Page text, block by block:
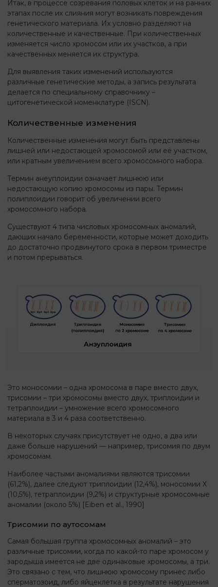
Итак, в процессе созревания половых клеток и на ранних
этапах после их слияния могут возникать повреждения
генетического материала. Их условно разделяют на
количественные и качественные. При количественных
изменяется число хромосом или их участков, а при
качественных меняется их структура.
Для выявления таких изменений используются
различные генетические методы, а запись результата
делается по специальному справочнику –
цитогенетической номенклатуре (ISCN).
Количественные изменения
Количественные изменения могут быть представлены
лишней или недостающей хромосомой или её участком,
или кратным увеличением всего хромосомного набора.
Термин анеуплоидии означает лишнюю или
недостающую копию хромосомы из пары. Термин
полиплоидии говорит об увеличении всего
хромосомного набора.
Существуют 4 типа числовых хромосомных аномалий,
дающих начало беременности, которые может доходить
до достаточно продвинутого срока в первом триместре
и потом прерываться.
Это моносомии – одна хромосома в паре вместо двух,
трисомии – три хромосомы вместо двух, триплоидии и
тетраплоидии – умножение всего хромосомного
материала в 3 и 4 раза соответственно.
В некоторых случаях присутствует не одно, а два или
даже больше нарушений — например, трисомия по двум
хромосомам.
Наиболее частыми аномалиями являются трисомии
(61,2%), далее следуют триплоидии (12,4%), моносомии Х
(10,5%), тетраплоидии (9,2%) и структурные хромосомные
аномалии (около 5%) [Eiben et al., 1990]
Трисомии по аутосомам
Самая большая группа хромосомных аномалий – это
различные трисомии, когда по какой-то паре хромосом у
зародыша имеется не две одинаковые хромосомы, а три.
Это связано с тем, что лишнюю хромосому принес либо
сперматозоид, либо яйцеклетка в результате нарушения